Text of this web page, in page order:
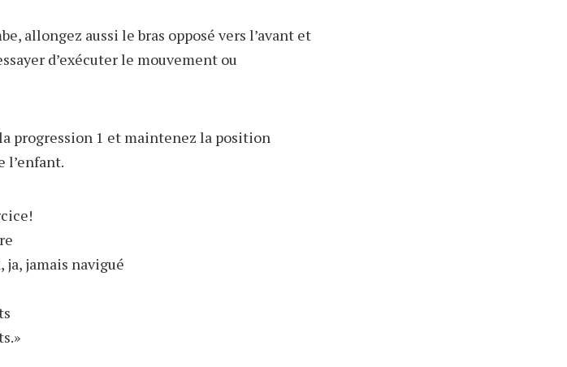
allongez aussi le bras opposé vers l’avant et
d’exécuter le mouvement ou
progression 1 et maintenez la position
l’enfant.
ja, jamais navigué